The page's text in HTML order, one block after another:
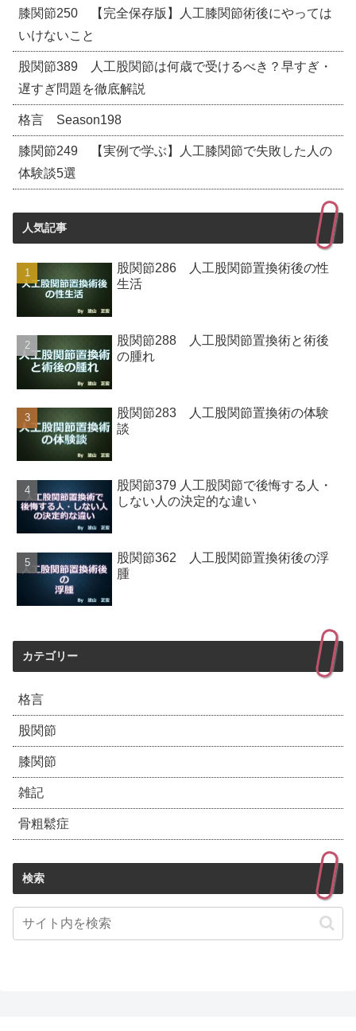
膝関節250 【完全保存版】人工膝関節術後にやっては
いけないこと
股関節389 人工股関節は何歳で受けるべき？早すぎ・
遅すぎ問題を徹底解説
格言 Season198
膝関節249 【実例で学ぶ】人工膝関節で失敗した人の
体験談5選
人気記事
股関節286 人工股関節置換術後の性
生活
股関節288 人工股関節置換術と術後
の腫れ
股関節283 人工股関節置換術の体験
談
股関節379 人工股関節で後悔する人・
しない人の決定的な違い
股関節362 人工股関節置換術後の浮
腫
カテゴリー
格言
股関節
膝関節
雑記
骨粗鬆症
検索